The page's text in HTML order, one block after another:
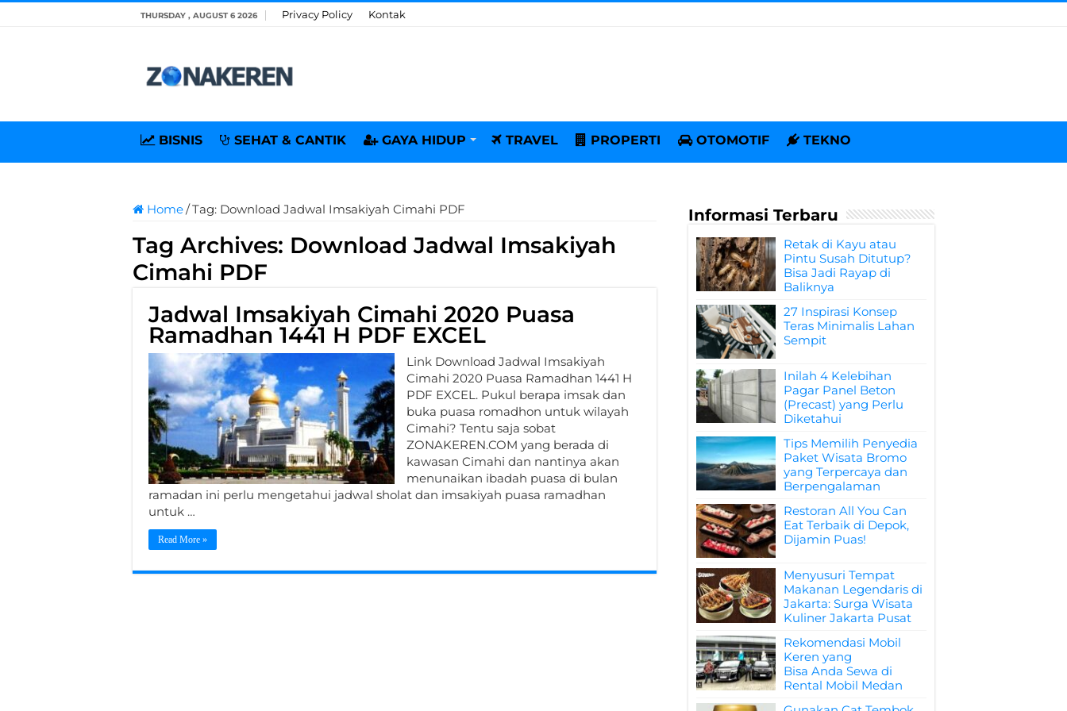
THURSDAY , AUGUST 6 2026 Privacy Policy Kontak
BISNIS SEHAT & CANTIK GAYA HIDUP TRAVEL PROPERTI OTOMOTIF TEKNO
Home/Tag: Download Jadwal Imsakiyah Cimahi PDF
Tag Archives: Download Jadwal Imsakiyah
Cimahi PDF
Jadwal Imsakiyah Cimahi 2020 Puasa
Ramadhan 1441 H PDF EXCEL
Link Download Jadwal Imsakiyah
Cimahi 2020 Puasa Ramadhan 1441 H
PDF EXCEL. Pukul berapa imsak dan
buka puasa romadhon untuk wilayah
Cimahi? Tentu saja sobat
ZONAKEREN.COM yang berada di
kawasan Cimahi dan nantinya akan
menunaikan ibadah puasa di bulan
ramadan ini perlu mengetahui jadwal sholat dan imsakiyah puasa ramadhan
untuk …
Read More »
Informasi Terbaru
Retak di Kayu atau
Pintu Susah Ditutup?
Bisa Jadi Rayap di
Baliknya
27 Inspirasi Konsep
Teras Minimalis Lahan
Sempit
Inilah 4 Kelebihan
Pagar Panel Beton
(Precast) yang Perlu
Diketahui
Tips Memilih Penyedia
Paket Wisata Bromo
yang Terpercaya dan
Berpengalaman
Restoran All You Can
Eat Terbaik di Depok,
Dijamin Puas!
Menyusuri Tempat
Makanan Legendaris di
Jakarta: Surga Wisata
Kuliner Jakarta Pusat
Rekomendasi Mobil
Keren yang
Bisa Anda Sewa di
Rental Mobil Medan